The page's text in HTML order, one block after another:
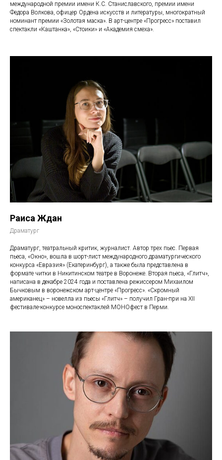
международной премии имени К.С. Станиславского, премии имени
Федора Волкова, офицер Ордена искусств и литературы, многократный
номинант премии «Золотая маска». В арт-центре «Прогресс» поставил
спектакли «Каштанка», «Стоики» и «Академия смеха».
Раиса Ждан
Драматург
Драматург, театральный критик, журналист. Автор трех пьес. Первая
пьеса, «Окно», вошла в шорт-лист международного драматургического
конкурса «Евразия» (Екатеринбург), а также была представлена в
формате читки в Никитинском театре в Воронеже. Вторая пьеса, «Глитч»,
написана в декабре 2024 года и поставлена режиссером Михаилом
Бычковым в воронежском арт-центре «Прогресс». «Скромный
американец» – новелла из пьесы «Глитч» – получил Гран-при на XII
фестивале-конкурсе моноспектаклей МОНОфест в Перми.